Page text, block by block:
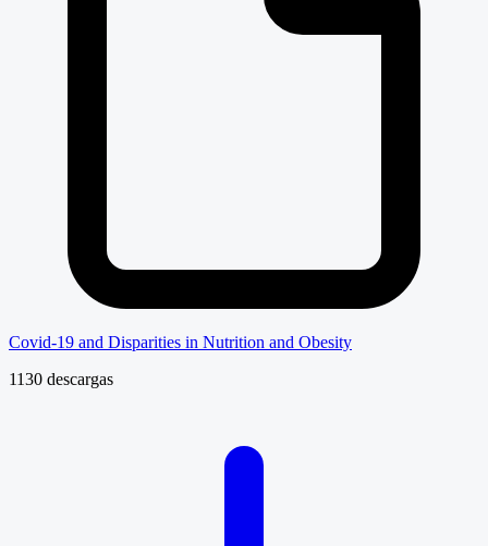
Covid-19 and Disparities in Nutrition and Obesity
1130 descargas